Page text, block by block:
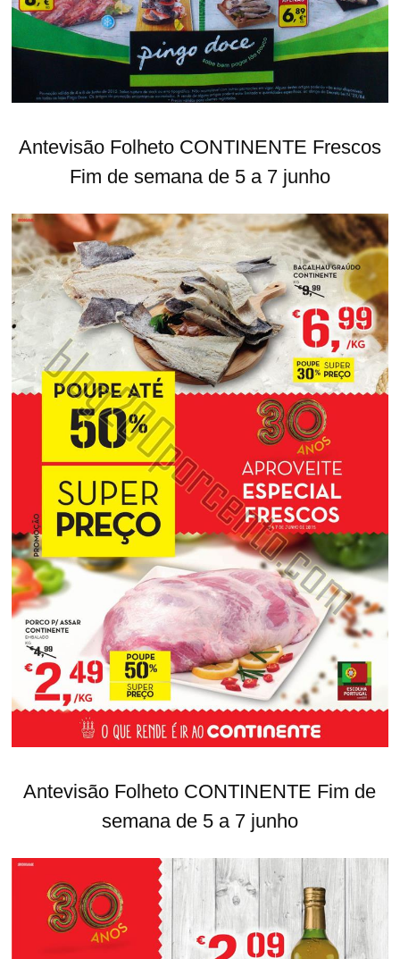
Antevisão Folheto CONTINENTE Frescos
Fim de semana de 5 a 7 junho
Antevisão Folheto CONTINENTE Fim de
semana de 5 a 7 junho